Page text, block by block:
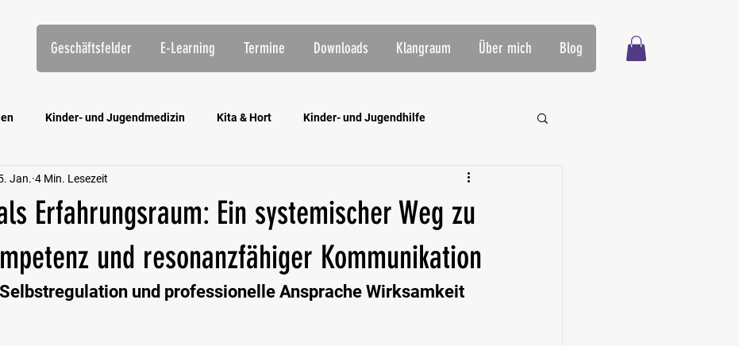
Geschäftsfelder E-Learning Termine Downloads Klangraum Über mich Blog
Kinder- und Jugendmedizin Kita & Hort Kinder- und Jugendhilfe
Öffentlicher Dienst
Erfahrungsraum: Ein systemischer Weg zu
und resonanzfähiger Kommunikation
Jan. 4 Min. Lesezeit
und professionelle Ansprache Wirksamkeit